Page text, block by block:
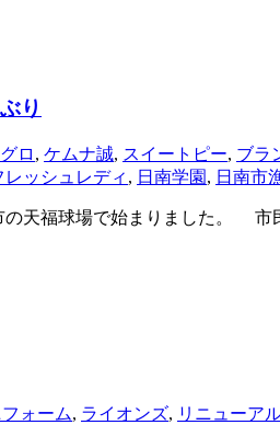
り
ロ , ケムナ誠, スイートピー, ブラ
レッシュレディ , 日南学園 , 日南市
天福球場で始まりました。 市
ォーム, ライオンズ, リニューア